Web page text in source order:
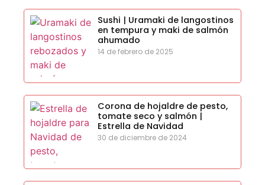
Sushi | Uramaki de langostinos
en tempura y maki de salmón
ahumado
14 de febrero de 2025
Corona de hojaldre de pesto,
tomate seco y salmón |
Estrella de Navidad
30 de diciembre de 2024